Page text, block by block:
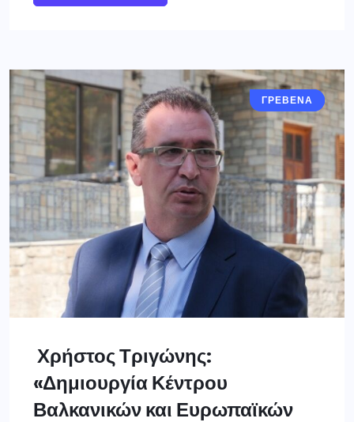
ΓΝΩΜΕΣ
ΓΡΕΒΕΝΑ
Χρήστος Τριγώνης:
«Δημιουργία Κέντρου
Βαλκανικών και Ευρωπαϊκών